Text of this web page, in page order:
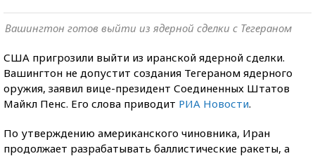
Вашингтон готов выйти из ядерной сделки с Тегераном
США пригрозили выйти из иранской ядерной сделки.
Вашингтон не допустит создания Тегераном ядерного
оружия, заявил вице-президент Соединенных Штатов
Майкл Пенс. Его слова приводит РИА Новости.
По утверждению американского чиновника, Иран
продолжает разрабатывать баллистические ракеты, а